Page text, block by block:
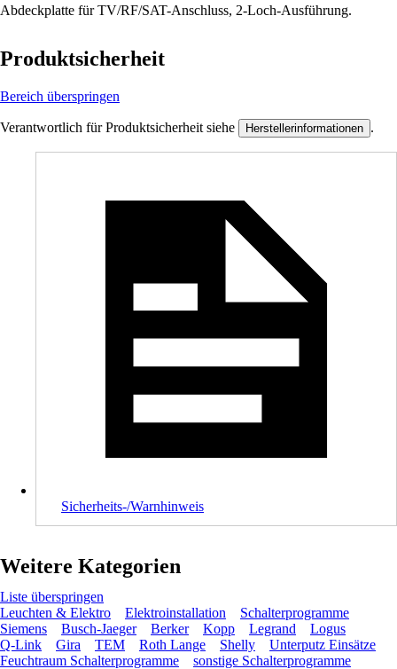
Abdeckplatte für TV/RF/SAT-Anschluss, 2-Loch-Ausführung.
Produktsicherheit
Bereich überspringen
Verantwortlich für Produktsicherheit siehe Herstellerinformationen .
Sicherheits-/Warnhinweis
Weitere Kategorien
Liste überspringen
Leuchten & Elektro
Elektroinstallation
Schalterprogramme
Siemens
Busch-Jaeger Berker Kopp Legrand
Logus
Q-Link
Gira TEM Roth Lange Shelly
Unterputz Einsätze
Feuchtraum Schalterprogramme
sonstige Schalterprogramme